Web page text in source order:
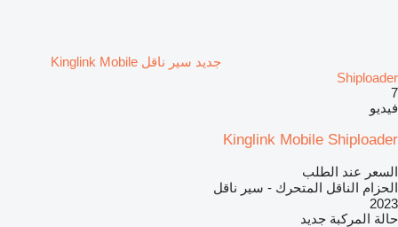
جديد سير ناقل Kinglink Mobile
Shiploader
7
فيديو
Kinglink Mobile Shiploader
السعر عند الطلب
الحزام الناقل المتحرك - سير ناقل
2023
حالة المركبة جديد